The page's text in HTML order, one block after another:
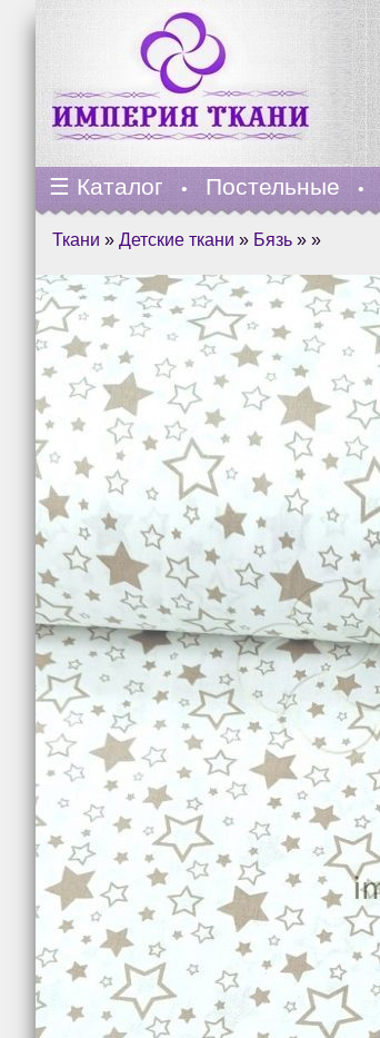
☰ Каталог • Постельные •
Ткани » Детские ткани » Бязь » »